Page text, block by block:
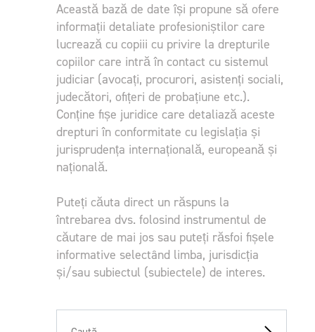
Această bază de date își propune să ofere
informații detaliate profesioniștilor care
lucrează cu copiii cu privire la drepturile
copiilor care intră în contact cu sistemul
judiciar (avocați, procurori, asistenți sociali,
judecători, ofițeri de probațiune etc.).
Conține fișe juridice care detaliază aceste
drepturi în conformitate cu legislația și
jurisprudența internațională, europeană și
națională.
Puteți căuta direct un răspuns la
întrebarea dvs. folosind instrumentul de
căutare de mai jos sau puteți răsfoi fișele
informative selectând limba, jurisdicția
și/sau subiectul (subiectele) de interes.